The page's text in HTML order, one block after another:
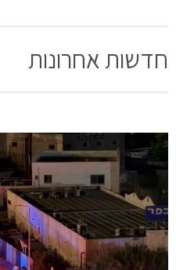
חדשות אחרונות